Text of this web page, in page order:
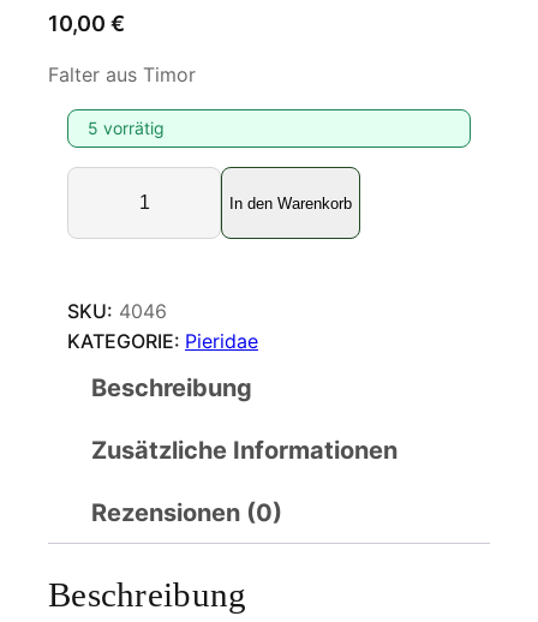
10,00 €
Falter aus Timor
5 vorrätig
D
l
a
s
n
i
In den Warenkorb
SKU: 4046
KATEGORIE: Pieridae
Beschreibung
Zusätzliche Informationen
Rezensionen (0)
Beschreibung